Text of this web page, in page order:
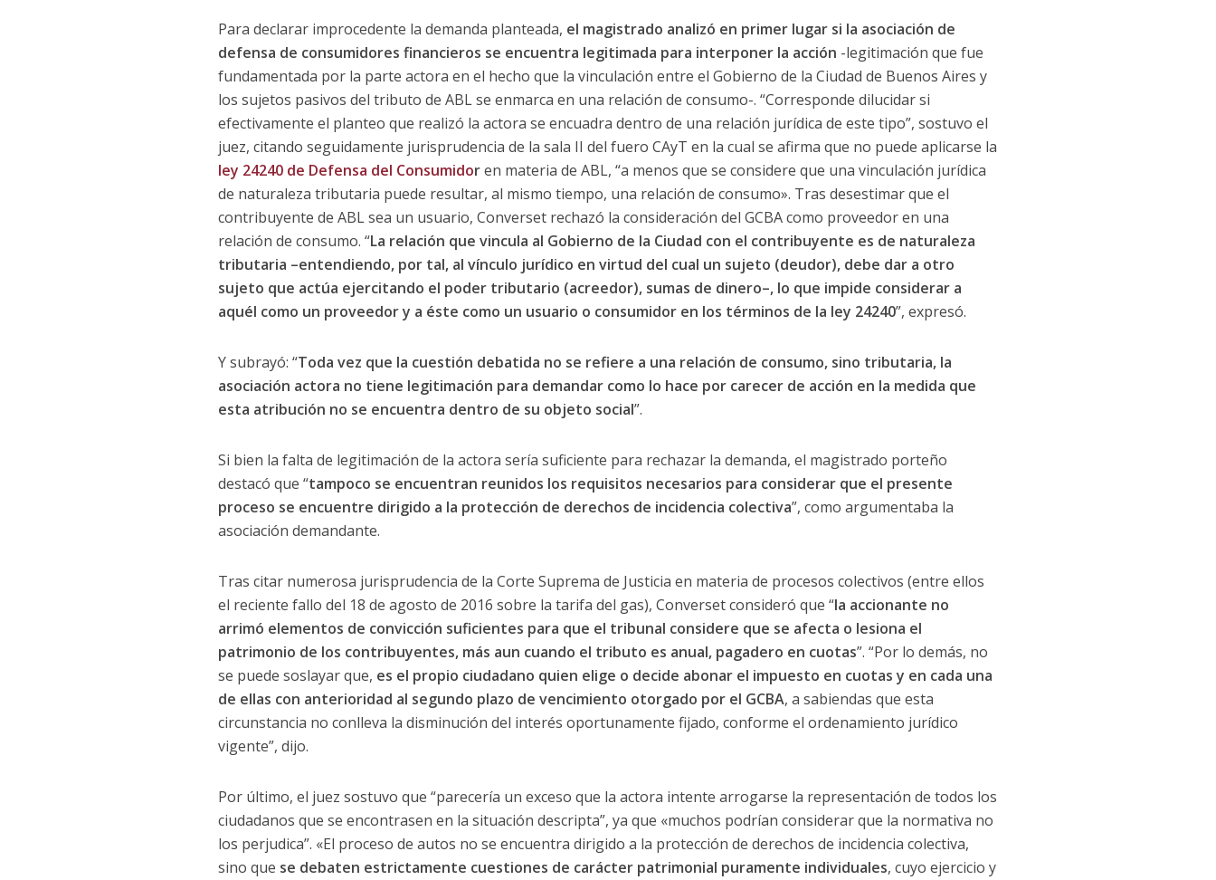
Para declarar improcedente la demanda planteada, el magistrado analizó en primer lugar si la asociación de
defensa de consumidores financieros se encuentra legitimada para interponer la acción -legitimación que fue
fundamentada por la parte actora en el hecho que la vinculación entre el Gobierno de la Ciudad de Buenos Aires y
los sujetos pasivos del tributo de ABL se enmarca en una relación de consumo-. “Corresponde dilucidar si
efectivamente el planteo que realizó la actora se encuadra dentro de una relación jurídica de este tipo”, sostuvo el
juez, citando seguidamente jurisprudencia de la sala II del fuero CAyT en la cual se afirma que no puede aplicarse la
ley 24240 de Defensa del Consumidoren materia de ABL, “a menos que se considere que una vinculación jurídica
de naturaleza tributaria puede resultar, al mismo tiempo, una relación de consumo». Tras desestimar que el
contribuyente de ABL sea un usuario, Converset rechazó la consideración del GCBA como proveedor en una
relación de consumo. “La relación que vincula al Gobierno de la Ciudad con el contribuyente es de naturaleza
tributaria –entendiendo, por tal, al vínculo jurídico en virtud del cual un sujeto (deudor), debe dar a otro
sujeto que actúa ejercitando el poder tributario (acreedor), sumas de dinero–, lo que impide considerar a
aquél como un proveedor y a éste como un usuario o consumidor en los términos de la ley 24240”, expresó.
Y subrayó: “Toda vez que la cuestión debatida no se refiere a una relación de consumo, sino tributaria, la
asociación actora no tiene legitimación para demandar como lo hace por carecer de acción en la medida que
esta atribución no se encuentra dentro de su objeto social”.
Si bien la falta de legitimación de la actora sería suficiente para rechazar la demanda, el magistrado porteño
destacó que “tampoco se encuentran reunidos los requisitos necesarios para considerar que el presente
proceso se encuentre dirigido a la protección de derechos de incidencia colectiva”, como argumentaba la
asociación demandante.
Tras citar numerosa jurisprudencia de la Corte Suprema de Justicia en materia de procesos colectivos (entre ellos
el reciente fallo del 18 de agosto de 2016 sobre la tarifa del gas), Converset consideró que “la accionante no
arrimó elementos de convicción suficientes para que el tribunal considere que se afecta o lesiona el
patrimonio de los contribuyentes, más aun cuando el tributo es anual, pagadero en cuotas”. “Por lo demás, no
se puede soslayar que, es el propio ciudadano quien elige o decide abonar el impuesto en cuotas y en cada una
de ellas con anterioridad al segundo plazo de vencimiento otorgado por el GCBA, a sabiendas que esta
circunstancia no conlleva la disminución del interés oportunamente fijado, conforme el ordenamiento jurídico
vigente”, dijo.
Por último, el juez sostuvo que “parecería un exceso que la actora intente arrogarse la representación de todos los
ciudadanos que se encontrasen en la situación descripta”, ya que «muchos podrían considerar que la normativa no
los perjudica”. «El proceso de autos no se encuentra dirigido a la protección de derechos de incidencia colectiva,
sino que se debaten estrictamente cuestiones de carácter patrimonial puramente individuales, cuyo ejercicio y